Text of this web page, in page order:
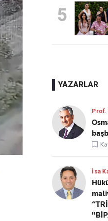
5
YAZARLAR
Prof.
İsa